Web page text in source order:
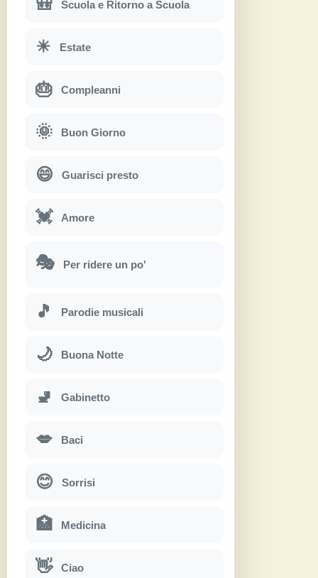
🎒 Scuola e Ritorno a Scuola
☀ Estate
🎂 Compleanni
🌞 Buon Giorno
😄 Guarisci presto
💓 Amore
🎭 Per ridere un po'
🎵 Parodie musicali
🌙 Buona Notte
🚽 Gabinetto
💋 Baci
😊 Sorrisi
🏥 Medicina
👋 Ciao